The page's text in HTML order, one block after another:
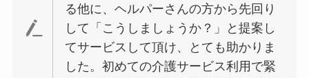
る他に、ヘルパーさんの方から先回り
して「こうしましょうか？」と提案し
てサービスして頂け、とても助かりま
した。初めての介護サービス利用で緊